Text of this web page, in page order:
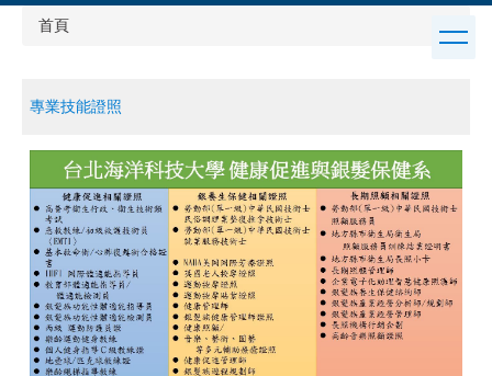
首頁
專業技能證照